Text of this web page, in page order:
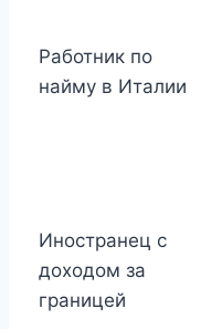
Работник по
найму в Италии
Иностранец с
доходом за
границей